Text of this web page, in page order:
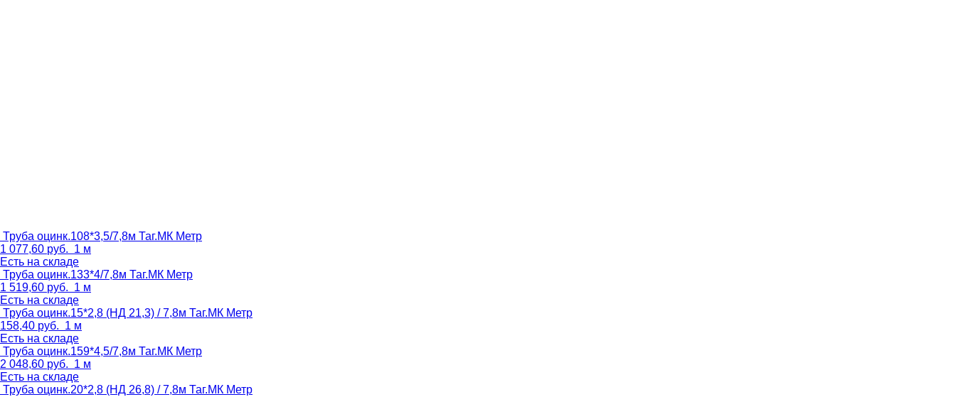
Труба оцинк.108*3,5/7,8м Таг.МК Метр
1 077,60 руб. 1 м
Есть на складе
Труба оцинк.133*4/7,8м Таг.МК Метр
1 519,60 руб. 1 м
Есть на складе
Труба оцинк.15*2,8 (НД 21,3) / 7,8м Таг.МК Метр
158,40 руб. 1 м
Есть на складе
Труба оцинк.159*4,5/7,8м Таг.МК Метр
2 048,60 руб. 1 м
Есть на складе
Труба оцинк.20*2,8 (НД 26,8) / 7,8м Таг.МК Метр